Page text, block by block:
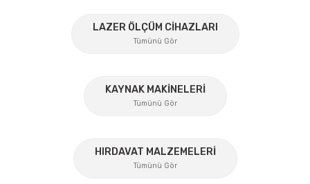
Ürün resmi kalitesiz, bozuk veya görüntülenemiyor.
Ürün açıklamasında eksik bilgiler bulunuyor.
Ürün fiyatı diğer sitelerden daha pahalı.
Bu ürüne benzer farklı alternatifler olmalı.
LAZER ÖLÇÜM CİHAZLARI
Tümünü Gör
KAYNAK MAKİNELERİ
Tümünü Gör
HIRDAVAT MALZEMELERİ
Tümünü Gör